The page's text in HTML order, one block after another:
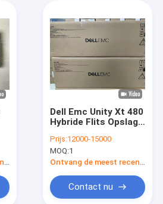
Ontvang de meest recente Prijs
Dell Emc Unity Xt 480
Hybride Flits Opslag
Prijs:12000-15000
MOQ:1
Ontvang de meest recente Prijs
Contact nu